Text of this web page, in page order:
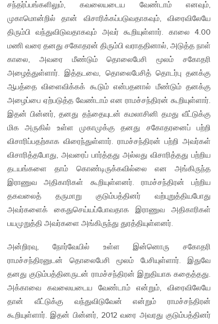
சந்தர்ப்பங்களிலும், கவலையடைய வேண்டாம் எனவும்,
முகாமொன்றில் தான் விசாரிக்கப்படுவதாகவும், விரைவிலேயே
திரும்பி வந்துவிடுவதாகவும் அவர் கூறியுள்ளார். காலை 4.00
மணி வரை தனது சகோதரன் திரும்பி வராததினால், அடுத்த நாள்
காலை, அவரை மீண்டும் தொலைபேசி மூலம் சகோதரி
அழைத்துள்ளார். இத்தடவை, தொலைபேசித் தொடர்பு தனக்கு
ஆபத்தை விளைவிக்கக் கூடும் என்பதனால் மீண்டும் தனக்கு
அழைப்பை ஏற்படுத்த வேண்டாம் என ராமச்சந்திரன் கூறியுள்ளார்.
இதன் பின்னர், தனது தந்தையுடன் கமலாசினி தமது வீட்டுக்கு
மிக அருகில் உள்ள முகாமுக்கு தனது சகோதரனைப் பற்றி
விசாரிப்பதற்காக விரைந்துள்ளார். ராமச்சந்திரன் பற்றி அவர்கள்
விசாரித்தபோது, அவரைப் பார்த்தது அல்லது விசாரித்தது பற்றிய
தடயங்களை தாம் கொண்டிருக்கவில்லை என அங்கிருந்த
இராணுவ அதிகாரிகள் கூறியுள்ளனர். ராமச்சந்திரன் பற்றிய
தகவலைத் தருமாறு குடும்பத்தினர் வற்புறுத்தியபோது
அவர்களைக் கைதுசெய்யப்போவதாக இராணுவ அதிகாரிகள்
பயமுறுத்தி அவர்களை அங்கிருந்து துரத்தியுள்ளனர்.
அன்றிரவு, நோர்வேயில் உள்ள இன்னொரு சகோதரி
ராமச்சந்திரனுடன் தொலைபேசி மூலம் பேசியுள்ளார். இதுவே
தனது குடும்பத்தினருடன் ராமச்சந்திரன் இறுதியாக கதைத்தது.
அக்காவை கவலையடைய வேண்டாம் என்றும், விரைவிலேயே
தான் வீட்டுக்கு வந்துவிடுவேன் என்றும் ராமச்சந்திரன்
கூறியுள்ளார். இதன் பின்னர், 2012 வரை அவரது குடும்பத்தினர்